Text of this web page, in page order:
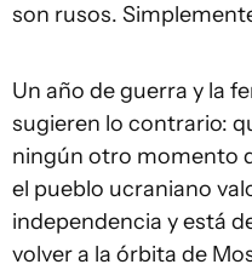
son rusos.
Un año de guerra y la
sugieren lo contrario:
ningún otro momento
el pueblo ucraniano
independencia y está
volver a la órbita de